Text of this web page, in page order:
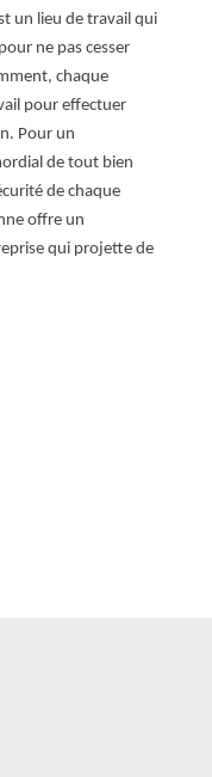
un lieu de travail qui
ne pas cesser
chaque
pour effectuer
Pour un
de tout bien
de chaque
offre un
qui projette de